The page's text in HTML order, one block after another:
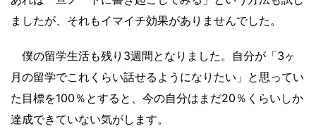
ましたが、それもイマイチ効果がありませんでした。
僕の留学生活も残り3週間となりました。自分が「3ヶ
月の留学でこれくらい話せるようになりたい」と思ってい
た目標を100％とすると、今の自分はまだ20％くらいしか
達成できていない気がします。